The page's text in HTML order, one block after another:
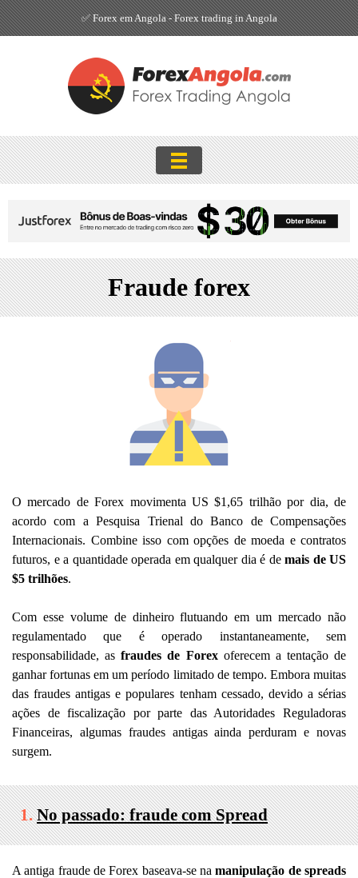
✅ Forex em Angola - Forex trading in Angola
Fraude forex
O mercado de Forex movimenta US $1,65 trilhão por dia, de
acordo com a Pesquisa Trienal do Banco de Compensações
Internacionais. Combine isso com opções de moeda e contratos
futuros, e a quantidade operada em qualquer dia é de mais de US
$5 trilhões.
Com esse volume de dinheiro flutuando em um mercado não
regulamentado que é operado instantaneamente, sem
responsabilidade, asfraudes de Forexoferecem a tentação de
ganhar fortunas em um período limitado de tempo. Embora muitas
das fraudes antigas e populares tenham cessado, devido a sérias
ações de fiscalização por parte das Autoridades Reguladoras
Financeiras, algumas fraudes antigas ainda perduram e novas
surgem.
1.No passado: fraude com Spread
A antiga fraude de Forex baseava-se namanipulação de spreads